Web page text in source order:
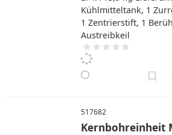
Kühlmitteltank, 1
1 Zentrierstift, 1
Austreibkeil
517682
Kernbohreinheit